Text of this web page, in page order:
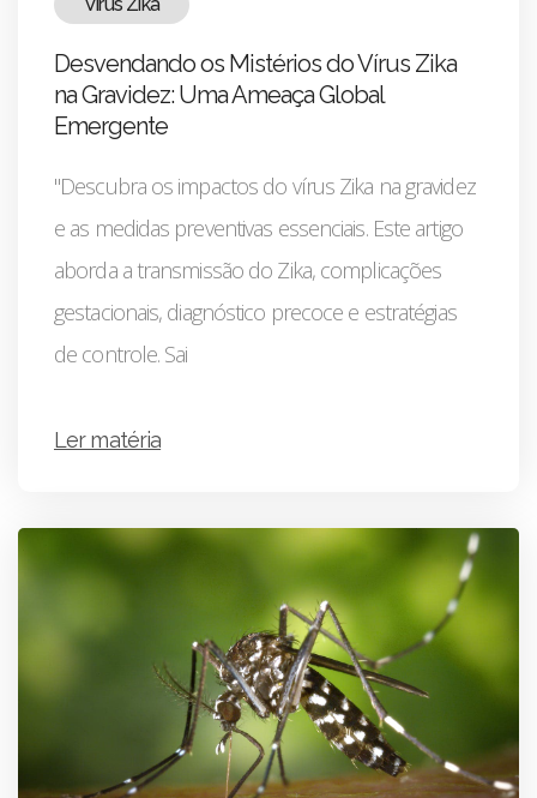
Vírus Zika
Desvendando os Mistérios do Vírus Zika
na Gravidez: Uma Ameaça Global
Emergente
"Descubra os impactos do vírus Zika na gravidez
e as medidas preventivas essenciais. Este artigo
aborda a transmissão do Zika, complicações
gestacionais, diagnóstico precoce e estratégias
de controle. Sai
Ler matéria